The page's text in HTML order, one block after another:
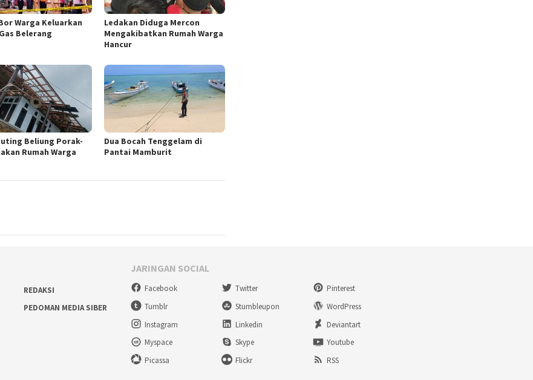
Warga Keluarkan
Belerang
Ledakan Diduga Mercon
Mengakibatkan Rumah Warga
Hancur
Beliung Porak-
Rumah Warga
Dua Bocah Tenggelam di
Pantai Mamburit
REDAKSI
PEDOMAN MEDIA SIBER
JARINGAN SOCIAL
Facebook Twitter
Pinterest
Tumblr
Stumbleupon
WordPress
Instagram
Linkedin
Deviantart
Myspace
Skype
Youtube
Picassa
Flickr RSS